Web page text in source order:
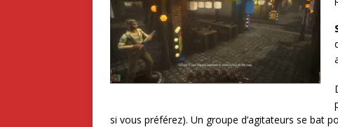
si vous préférez). Un groupe d’agitateurs se bat